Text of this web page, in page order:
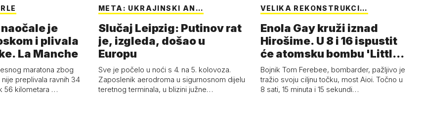
je
i plivala
La Manche
maratona zbog
preplivala ravnih 34
56 kilometara …
META: UKRAJINSKI AN…
Slučaj Leipzig: Putinov rat
je, izgleda, došao u
Europu
Sve je počelo u noći s 4. na 5. kolovoza.
Zaposlenik aerodroma u sigurnosnom dijelu
teretnog terminala, u blizini južne…
VELIKA REKONSTRUKCI…
Enola Gay kruži iznad
Hirošime. U 8 i 16 ispustit
će atomsku bombu 'Little
Boy'
Bojnik Tom Ferebee, bombarder, pažljivo je
tražio svoju ciljnu točku, most Aioi. Točno u
8 sati, 15 minuta i 15 sekundi…